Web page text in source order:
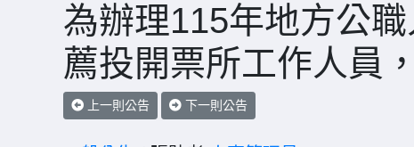
為辦理115年地方公
薦投開票所工作人員
上一則公告 下一則公告